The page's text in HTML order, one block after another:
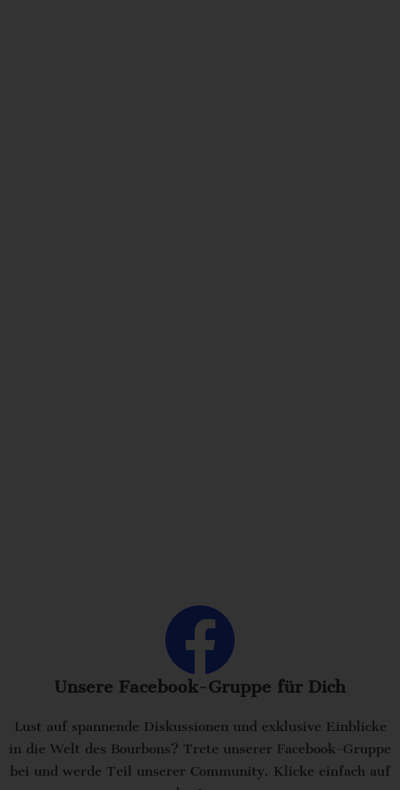
Unsere Facebook-Gruppe für Dich
Lust auf spannende Diskussionen und exklusive Einblicke
in die Welt des Bourbons? Trete unserer Facebook-Gruppe
bei und werde Teil unserer Community. Klicke einfach auf